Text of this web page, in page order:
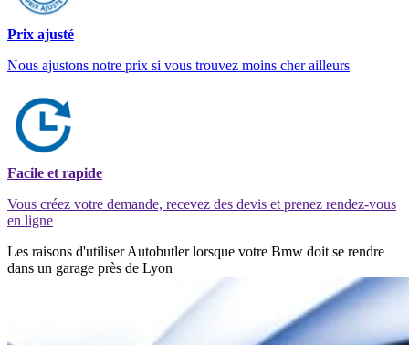
Prix ajusté
Nous ajustons notre prix si vous trouvez moins cher ailleurs
Facile et rapide
Vous créez votre demande, recevez des devis et prenez rendez-vous
en ligne
Les raisons d'utiliser Autobutler lorsque votre Bmw doit se rendre
dans un garage près de Lyon